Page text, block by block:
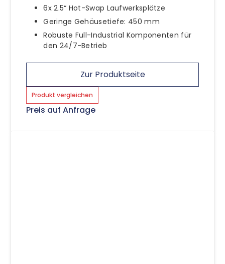
6x 2.5“ Hot-Swap Laufwerksplätze
Geringe Gehäusetiefe: 450 mm
Robuste Full-Industrial Komponenten für
den 24/7-Betrieb
Zur Produktseite
Produkt vergleichen
Preis auf Anfrage